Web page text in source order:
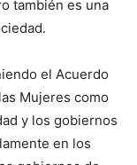
también es una
el Acuerdo
Mujeres como
y los gobiernos
en los